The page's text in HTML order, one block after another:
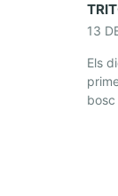
13
Els
bosc